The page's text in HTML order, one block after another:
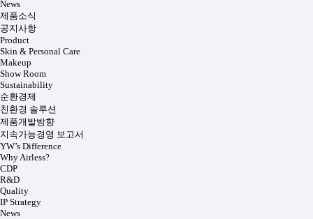
News
제품소식
공지사항
Product
Skin & Personal Care
Makeup
Show Room
Sustainability
순환경제
친환경 솔루션
제품개발방향
지속가능경영 보고서
YW’s Difference
Why Airless?
CDP
R&D
Quality
IP Strategy
News